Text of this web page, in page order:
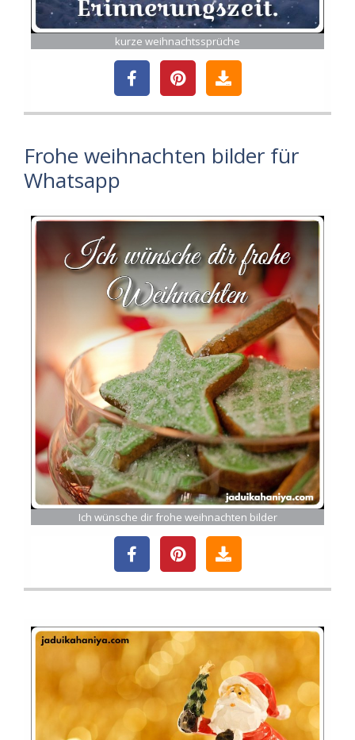
kurze weihnachtssprüche
Frohe weihnachten bilder für
Whatsapp
Ich wünsche dir frohe weihnachten bilder